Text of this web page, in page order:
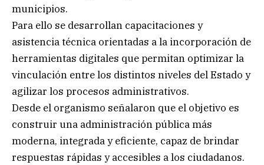
municipios.
Para ello se desarrollan capacitaciones y
asistencia técnica orientadas a la incorporación de
herramientas digitales que permitan optimizar la
vinculación entre los distintos niveles del Estado y
agilizar los procesos administrativos.
Desde el organismo señalaron que el objetivo es
construir una administración pública más
moderna, integrada y eficiente, capaz de brindar
respuestas rápidas y accesibles a los ciudadanos.